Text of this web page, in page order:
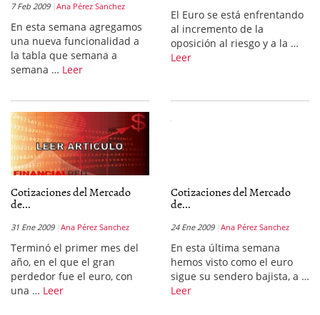
7 Feb 2009 Ana Pérez Sanchez
En esta semana agregamos
una nueva funcionalidad a
la tabla que semana a
semana … Leer
El Euro se está enfrentando
al incremento de la
oposición al riesgo y a la …
Leer
Cotizaciones del Mercado
de...
31 Ene 2009 Ana Pérez Sanchez
Terminó el primer mes del
año, en el que el gran
perdedor fue el euro, con
una … Leer
Cotizaciones del Mercado
de...
24 Ene 2009 Ana Pérez Sanchez
En esta última semana
hemos visto como el euro
sigue su sendero bajista, a …
Leer